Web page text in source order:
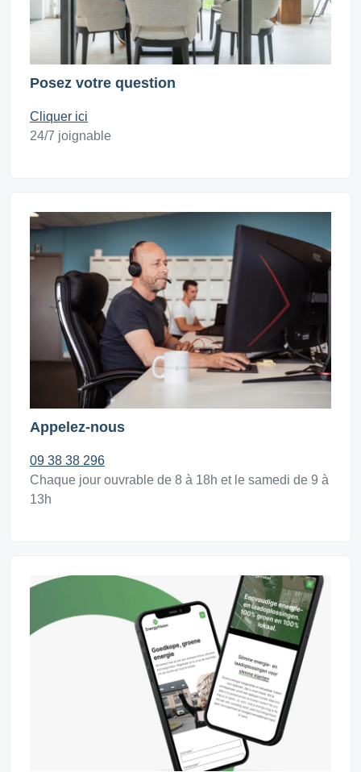
Posez votre question
Cliquer ici
24/7 joignable
Appelez-nous
09 38 38 296
Chaque jour ouvrable de 8 à 18h et le samedi de 9 à
13h